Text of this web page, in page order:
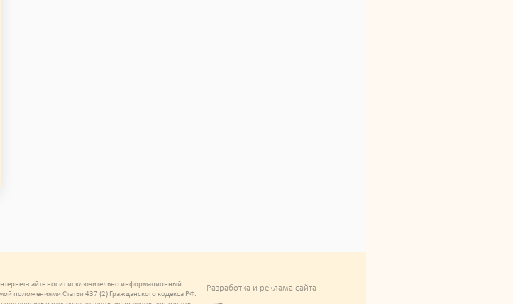
сайте носит исключительно информационный
положениями Статьи 437 (2) Гражданского кодекса РФ.
Разработка и реклама сайта